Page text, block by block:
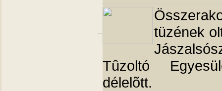
tüzének
Tûzoltó
délelõtt.